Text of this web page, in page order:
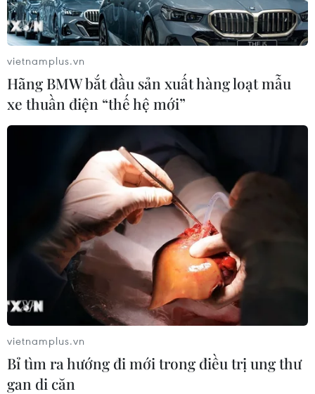
vietnamplus.vn
Hãng BMW bắt đầu sản xuất hàng loạt mẫu
xe thuần điện “thế hệ mới”
vietnamplus.vn
Bỉ tìm ra hướng đi mới trong điều trị ung thư
gan di căn